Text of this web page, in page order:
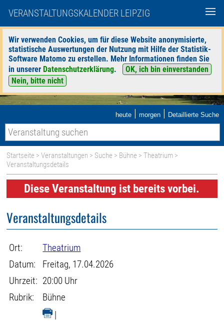
VERANSTALTUNGSKALENDER LEIPZIG
Wir verwenden Cookies, um für diese Website anonymisierte,
statistische Auswertungen der Nutzung mit Hilfe der Statistik-
Software Matomo zu erstellen. Mehr Informationen finden Sie
in unserer Datenschutzerklärung.
OK, ich bin einverstanden
Nein, bitte nicht
heute | morgen | Detaillierte Suche
Startseite >Veranstaltungen > Suche > Bühne >Theatrium >
Veranstaltungsdetails
Diese Veranstaltung ist bereits vorbei.
Veranstaltungsdetails
Ort:
Theatrium
Datum:
Freitag, 17.04.2026
Uhrzeit: 20:00 Uhr
Rubrik:
Bühne
|